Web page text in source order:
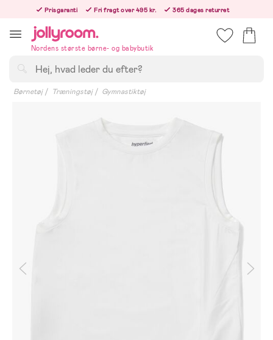
innehållet
Prisgaranti Fri fragt over 495 kr.
365 dages returret
Nordens største børne- og babybutik
Børnetøj Træningstøj Gymnastiktøj